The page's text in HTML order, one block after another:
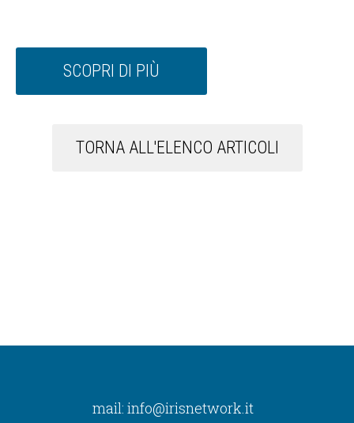
SCOPRI DI PIÙ
TORNA ALL'ELENCO ARTICOLI
mail: info@irisnetwork.it